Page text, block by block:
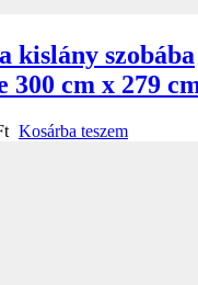
kislány szobába
cm x 279
Kosárba teszem